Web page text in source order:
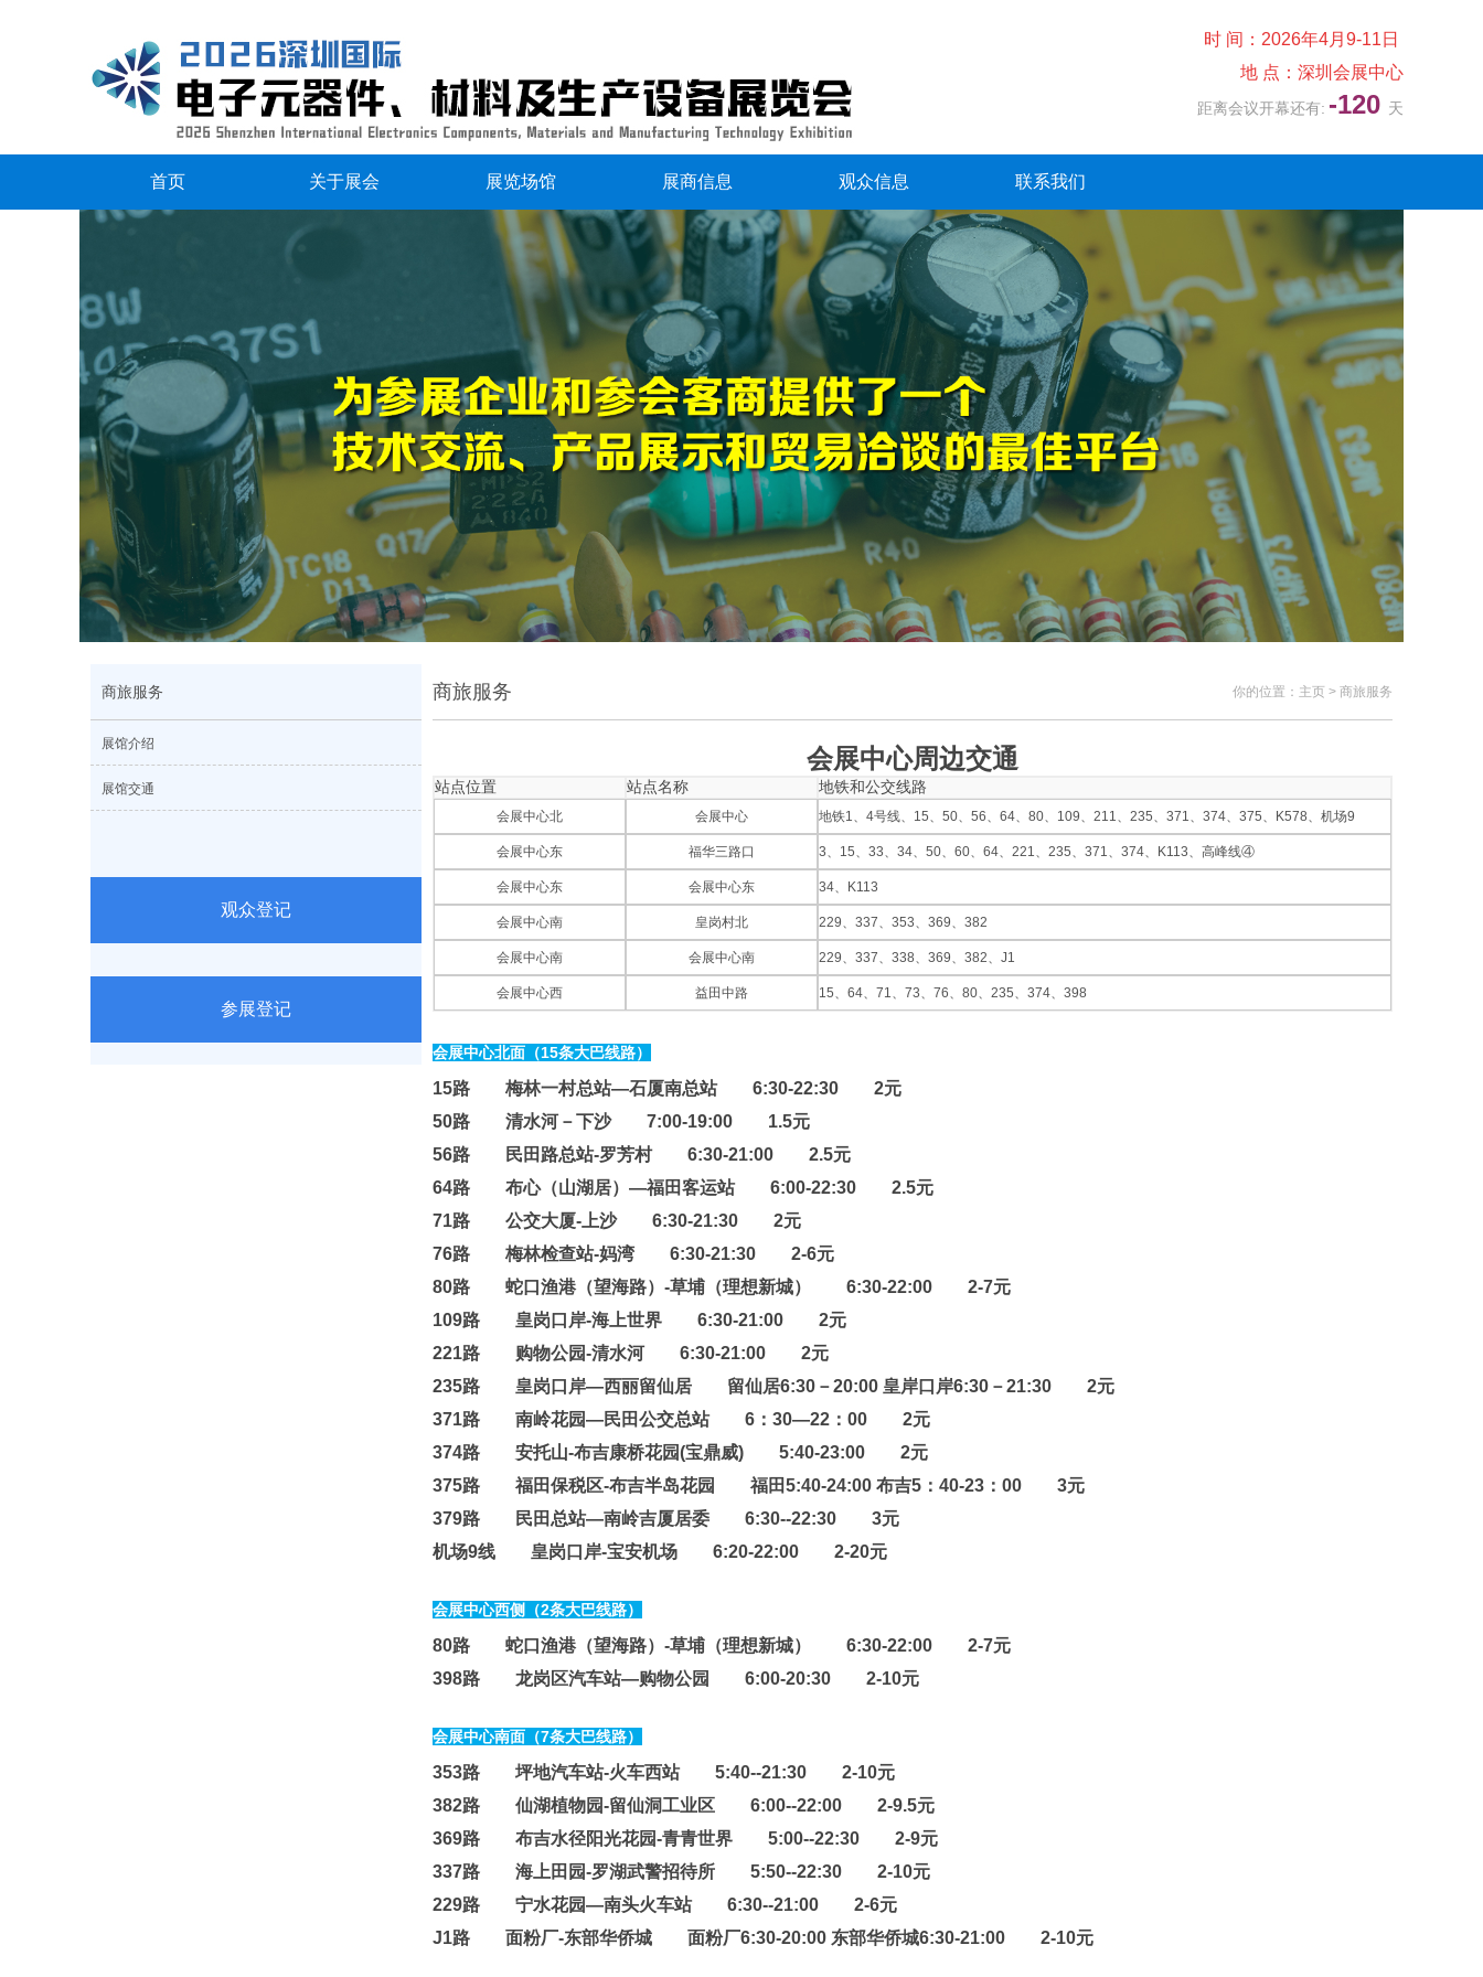
时 间：2026年4月9-11日
地 点：深圳会展中心
距离会议开幕还有: -120 天
首页 关于展会 展览场馆 展商信息 观众信息 联系我们
商旅服务
展馆介绍
展馆交通
观众登记
参展登记
商旅服务 你的位置：主页 > 商旅服务
会展中心周边交通
站点位置 站点名称 地铁和公交线路
会展中心北 会展中心 地铁1、4号线、15、50、56、64、80、109、211、235、371、374、375、K578、机场9
会展中心东 福华三路口 3、15、33、34、50、60、64、221、235、371、374、K113、高峰线④
会展中心东 会展中心东 34、K113
会展中心南 皇岗村北 229、337、353、369、382
会展中心南 会展中心南 229、337、338、369、382、J1
会展中心西 益田中路 15、64、71、73、76、80、235、374、398
会展中心北面（15条大巴线路）
15路 梅林一村总站—石厦南总站 6:30-22:30 2元
50路 清水河－下沙 7:00-19:00 1.5元
56路 民田路总站-罗芳村 6:30-21:00 2.5元
64路 布心（山湖居）—福田客运站 6:00-22:30 2.5元
71路 公交大厦-上沙 6:30-21:30 2元
76路 梅林检查站-妈湾 6:30-21:30 2-6元
80路 蛇口渔港（望海路）-草埔（理想新城） 6:30-22:00 2-7元
109路 皇岗口岸-海上世界 6:30-21:00 2元
221路 购物公园-清水河 6:30-21:00 2元
235路 皇岗口岸—西丽留仙居 留仙居6:30－20:00 皇岸口岸6:30－21:30 2元
371路 南岭花园—民田公交总站 6：30—22：00 2元
374路 安托山-布吉康桥花园(宝鼎威) 5:40-23:00 2元
375路 福田保税区-布吉半岛花园 福田5:40-24:00 布吉5：40-23：00 3元
379路 民田总站—南岭吉厦居委 6:30--22:30 3元
机场9线 皇岗口岸-宝安机场 6:20-22:00 2-20元
会展中心西侧（2条大巴线路）
80路 蛇口渔港（望海路）-草埔（理想新城） 6:30-22:00 2-7元
398路 龙岗区汽车站—购物公园 6:00-20:30 2-10元
会展中心南面（7条大巴线路）
353路 坪地汽车站-火车西站 5:40--21:30 2-10元
382路 仙湖植物园-留仙洞工业区 6:00--22:00 2-9.5元
369路 布吉水径阳光花园-青青世界 5:00--22:30 2-9元
337路 海上田园-罗湖武警招待所 5:50--22:30 2-10元
229路 宁水花园—南头火车站 6:30--21:00 2-6元
J1路 面粉厂-东部华侨城 面粉厂6:30-20:00 东部华侨城6:30-21:00 2-10元